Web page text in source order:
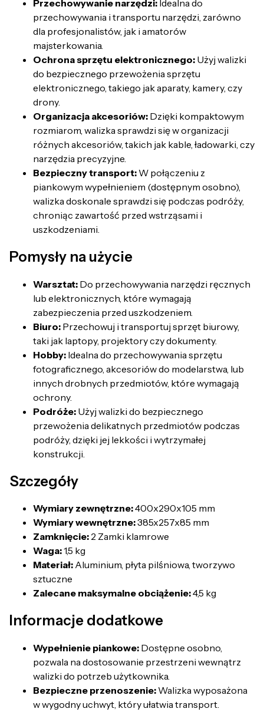
Przechowywanie narzędzi: Idealna do
przechowywania i transportu narzędzi, zarówno
dla profesjonalistów, jak i amatorów
majsterkowania.
Ochrona sprzętu elektronicznego: Użyj walizki
do bezpiecznego przewożenia sprzętu
elektronicznego, takiego jak aparaty, kamery, czy
drony.
Organizacja akcesoriów: Dzięki kompaktowym
rozmiarom, walizka sprawdzi się w organizacji
różnych akcesoriów, takich jak kable, ładowarki, czy
narzędzia precyzyjne.
Bezpieczny transport: W połączeniu z
piankowym wypełnieniem (dostępnym osobno),
walizka doskonale sprawdzi się podczas podróży,
chroniąc zawartość przed wstrząsami i
uszkodzeniami.
Pomysły na użycie
Warsztat: Do przechowywania narzędzi ręcznych
lub elektronicznych, które wymagają
zabezpieczenia przed uszkodzeniem.
Biuro: Przechowuj i transportuj sprzęt biurowy,
taki jak laptopy, projektory czy dokumenty.
Hobby: Idealna do przechowywania sprzętu
fotograficznego, akcesoriów do modelarstwa, lub
innych drobnych przedmiotów, które wymagają
ochrony.
Podróże: Użyj walizki do bezpiecznego
przewożenia delikatnych przedmiotów podczas
podróży, dzięki jej lekkości i wytrzymałej
konstrukcji.
Szczegóły
Wymiary zewnętrzne:400x290x105 mm
Wymiary wewnętrzne:385x257x85 mm
Zamknięcie: 2 Zamki klamrowe
Waga:1,5 kg
Materiał: Aluminium, płyta pilśniowa, tworzywo
sztuczne
Zalecane maksymalne obciążenie:4,5 kg
Informacje dodatkowe
Wypełnienie piankowe: Dostępne osobno,
pozwala na dostosowanie przestrzeni wewnątrz
walizki do potrzeb użytkownika.
Bezpieczne przenoszenie: Walizka wyposażona
w wygodny uchwyt, który ułatwia transport.